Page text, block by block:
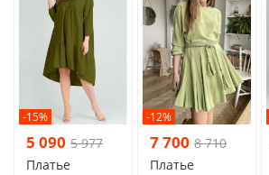
-15%
5 090 5 977
Платье
-12%
7 700 8 710
Платье